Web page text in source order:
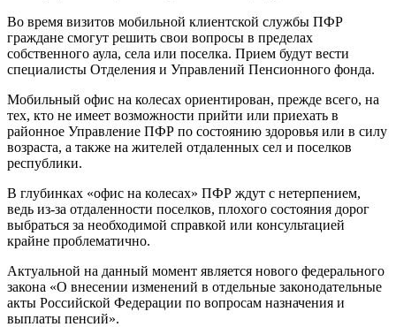
Во время визитов мобильной клиентской службы ПФР
граждане смогут решить свои вопросы в пределах
собственного аула, села или поселка. Прием будут вести
специалисты Отделения и Управлений Пенсионного фонда.
Мобильный офис на колесах ориентирован, прежде всего, на
тех, кто не имеет возможности прийти или приехать в
районное Управление ПФР по состоянию здоровья или в силу
возраста, а также на жителей отдаленных сел и поселков
республики.
В глубинках «офис на колесах» ПФР ждут с нетерпением,
ведь из-за отдаленности поселков, плохого состояния дорог
выбраться за необходимой справкой или консультацией
крайне проблематично.
Актуальной на данный момент является нового федерального
закона «О внесении изменений в отдельные законодательные
акты Российской Федерации по вопросам назначения и
выплаты пенсий».